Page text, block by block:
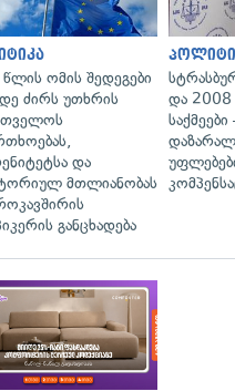
ომის შედეგები
ძირს უთხრის
და
მთლიანობას
განცხადება
და 2008